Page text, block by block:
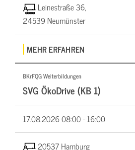
Leinestraße 36,
24539 Neumünster
MEHR ERFAHREN
BKrFQG Weiterbildungen
SVG ÖkoDrive (KB 1)
17.08.202608:00 - 16:00
20537 Hamburg